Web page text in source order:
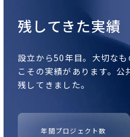
残してきた実績
設立から50年目。 大切な
こその実績があります。 公
残してきました。
年間プロジェクト数